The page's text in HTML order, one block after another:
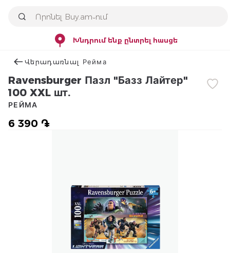
Խնդրում ենք ընտրել հասցե
Վերադառնալ Рейма
Ravensburger Пазл "Базз Лайтер"
100 XXL шт.
6 390 ֏
РЕЙМА